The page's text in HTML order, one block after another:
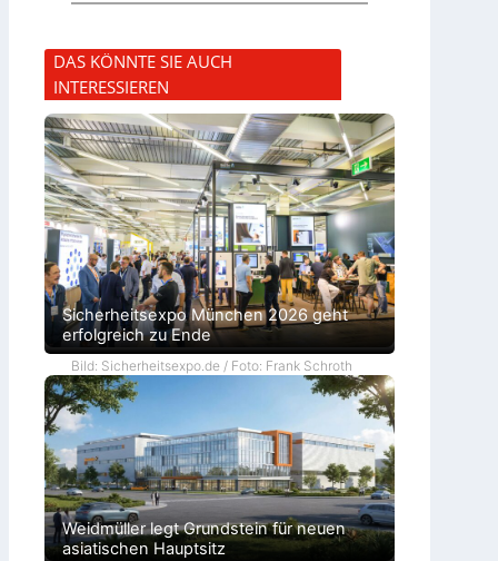
DAS KÖNNTE SIE AUCH
INTERESSIEREN
Sicherheitsexpo München 2026 geht
erfolgreich zu Ende
Bild: Sicherheitsexpo.de / Foto: Frank Schroth
Weidmüller legt Grundstein für neuen
asiatischen Hauptsitz